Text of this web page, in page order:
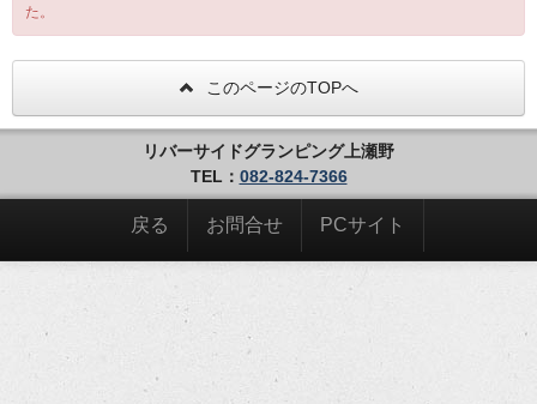
た。
このページのTOPへ
リバーサイドグランピング上瀬野
TEL： 082-824-7366
戻る お問合せ PCサイト